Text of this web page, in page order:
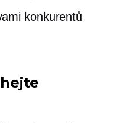
konkurentů